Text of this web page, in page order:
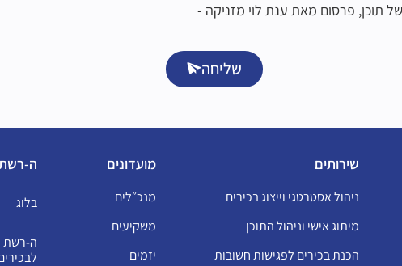
תוכן, פרסום מאת ענת לוי מזניקה -
שליחה
שירותים
ניהול אסטרטגי וייצוג בכירים
מיתוג אישי וניהול התוכן
הכנת בכירים לפגישות חשובות
מועדונים
מנכ״לים
משקיעים
יזמים
ה-
בלוג
ה-רשת